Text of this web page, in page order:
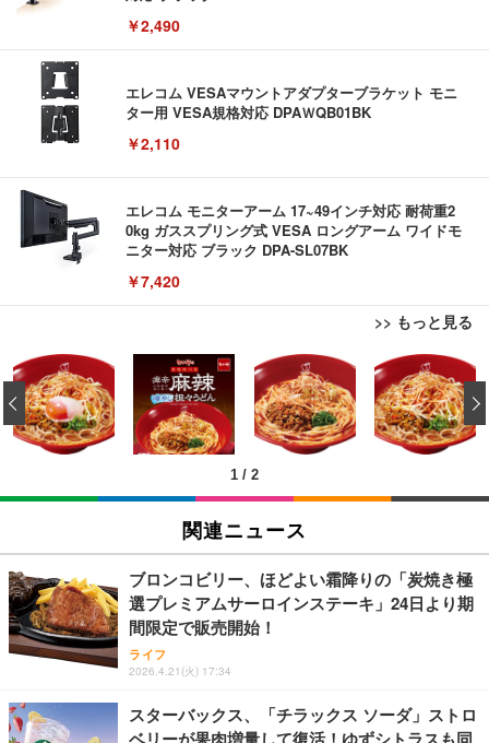
￥2,490
エレコム VESAマウントアダプターブラケット モニ
ター用 VESA規格対応 DPAＷQB01BK
￥2,110
エレコム モニターアーム 17~49インチ対応 耐荷重2
0kg ガススプリング式 VESA ロングアーム ワイドモ
ニター対応 ブラック DPA-SL07BK
￥7,420
>> もっと見る
USB から RJ45 延長ケーブルイーサネットエクステ
ンダー USB 延長 50 メートル距離 RJ45 Cat5e / 6 ケ
ーブル LAN アダプタオーバーリピータイーサネット
￥847
RJ45 ケーブル コネクタ Cat6A Cat6 Cat5e RJ45 イ
ンダー アダプター
【Amazon.co.jp 限定】SoftBank 光 お申し込みエ
ントリーパッケージ 使い放題 超高速インターネット
【フレッツ光・コラボ光なら工事不要】
ブラックニッカ ニッカ Nikka ウィスキー4000ml ブ
ラックニッカクリア ウヰスキー 【日本 アサヒ ウィ
スキー】 大容量 お得 4リットル
￥3,940
【Amazon.co.jp限定】コロナ・エキストラ Corona
ト] [ギフトBox入り]
霧島酒造 チューパック黒霧島 25度 [ 焼酎 宮崎県 18
00ml×2本 ]
￥4,080
松阪牛 グルメ ハンバーグ 【誕生日ギフトセット】
誕生日プレゼント 高級 ハンバーグ 肉 ギフト 牛肉
食べ物 冷凍 高級 内祝 お返し 人気 お取り寄せ グル
メ 出産 男性 土産 女性 お父さん お母さん
￥4,000
松阪牛 グルメ ハンバーグ【オレンジ花束カード】
べ物 冷凍 高級 プレゼント 内祝 お返し 人気 お取り
寄せ グルメ
父の日ギフト 松阪牛 グルメ ハンバーグ【父の日短
冊 ブルー花束カード】父の日 食べ物 肉 父 お父さん
お取り寄せグルメ おつまみ ハンバーグギフト 冷凍
松良 お取り寄せ 絶品
1 / 2
‹
関連ニュース
ブロンコビリー、ほどよい霜降りの「炭焼き極
選プレミアムサーロインステーキ」24日より期
間限定で販売開始！
ライフ
2026.4.21(火) 17:34
スターバックス、「チラックス ソーダ」ストロ